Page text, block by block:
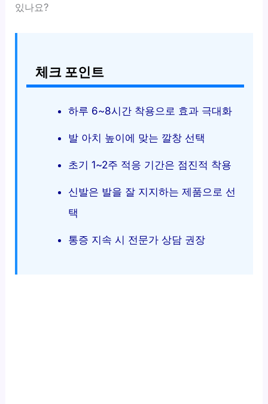
있나요?
체크 포인트
하루 6~8시간 착용으로 효과 극대화
발 아치 높이에 맞는 깔창 선택
초기 1~2주 적응 기간은 점진적 착용
신발은 발을 잘 지지하는 제품으로 선
택
통증 지속 시 전문가 상담 권장